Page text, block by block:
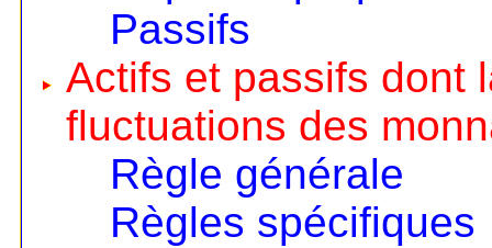
Passifs
Actifs et passifs dont
fluctuations des
Règle générale
Règles spécifiques